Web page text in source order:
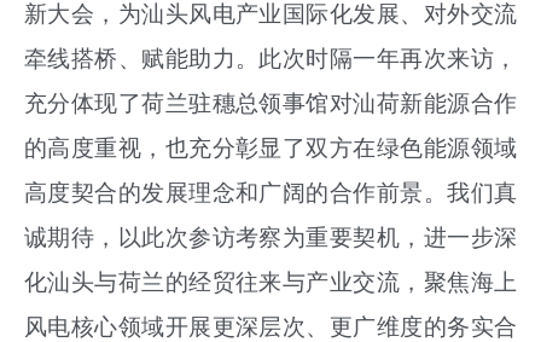
新大会，为汕头风电产业国际化发展、对外交流
牵线搭桥、赋能助力。此次时隔一年再次来访，
充分体现了荷兰驻穗总领事馆对汕荷新能源合作
的高度重视，也充分彰显了双方在绿色能源领域
高度契合的发展理念和广阔的合作前景。我们真
诚期待，以此次参访考察为重要契机，进一步深
化汕头与荷兰的经贸往来与产业交流，聚焦海上
风电核心领域开展更深层次、更广维度的务实合